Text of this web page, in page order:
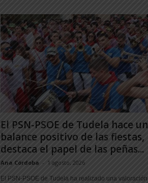
El PSN-PSOE de Tudela hace un
balance positivo de las fiestas,
destaca el papel de las peñas...
Ana Córdoba - 1 agosto, 2026
El PSN-PSOE de Tudela ha realizado una valoración